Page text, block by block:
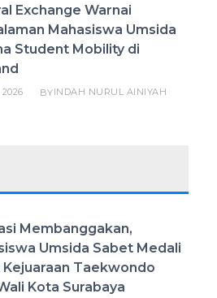
Exchange Warnai
Mahasiswa Umsida
Student Mobility di
2026 BYINDAH NURUL AINIYAH
Membanggakan,
Umsida Sabet Medali
Kejuaraan Taekwondo
Kota Surabaya